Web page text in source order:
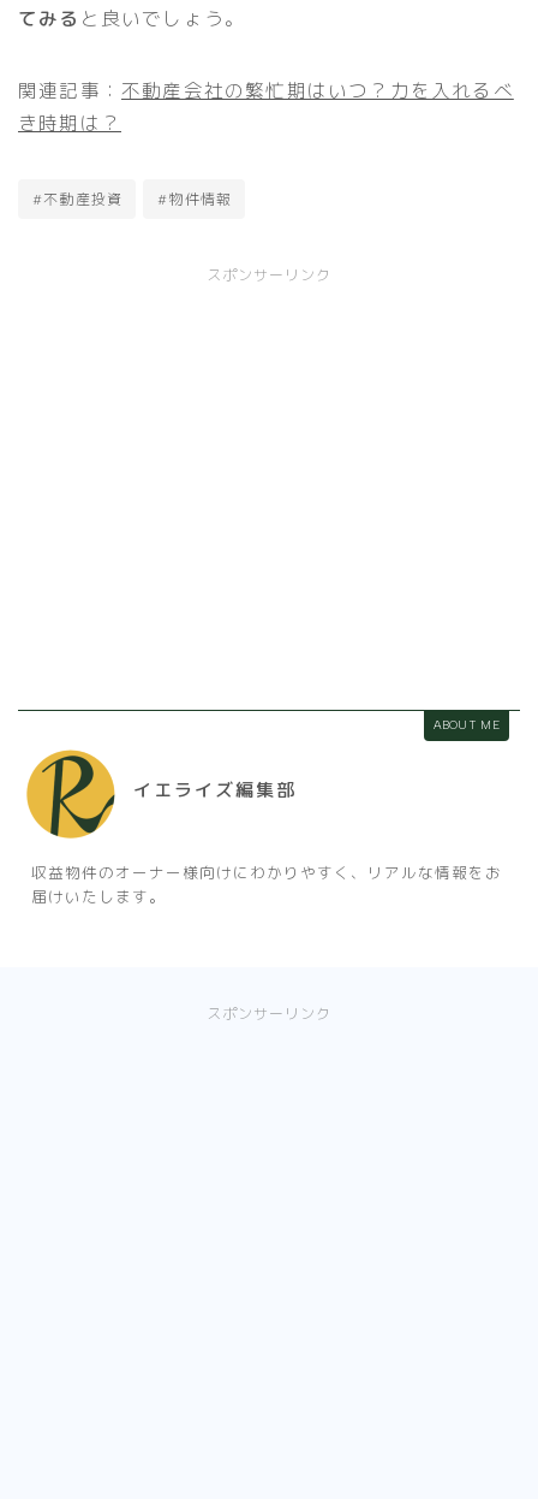
てみる と良いでしょう。
関連記事： 不動産会社の繁忙期はいつ？力を入れるべ
き時期は？
#不動産投資 #物件情報
スポンサーリンク
ABOUT ME
イエライズ編集部
収益物件のオーナー様向けにわかりやすく、リアルな情報をお
届けいたします。
スポンサーリンク